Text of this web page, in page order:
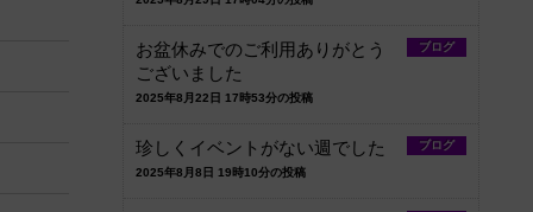
ブログ
お盆休みでのご利用ありがとう
ございました
2025年8月22日 17時53分の投稿
ブログ
珍しくイベントがない週でした
2025年8月8日 19時10分の投稿